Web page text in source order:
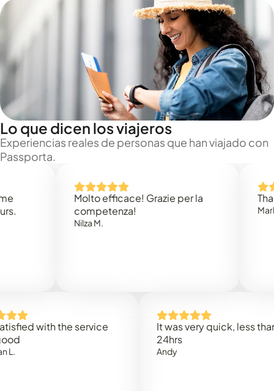
Lo que dicen los viajeros
Experiencias reales de personas que han viajado con
Passporta.
Molto efficace! Grazie per la
competenza!
Nilza M.
Thank
Mark N.
with the service
It was very quick, less than